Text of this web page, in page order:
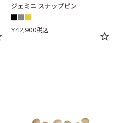
ジェミニ スナップピン
¥42,900税込